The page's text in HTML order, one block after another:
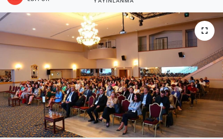
EĞİTİM
ÖZEL HABER
POLİTİKA
SAĞLIK
SPOR